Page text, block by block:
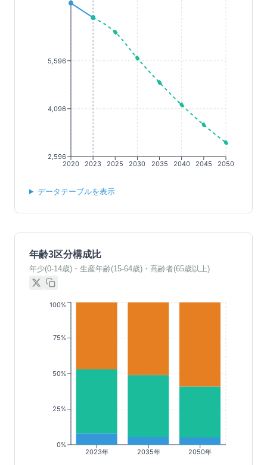
2020 2023 2025 2030 2035 2040 2045 2050
2,596
4,096
5,596
データテーブルを表示
年齢3区分構成比
年少(0-14歳)・生産年齢(15-64歳)・高齢者(65歳以上)
2023年 2035年 2050年
0%
25%
50%
75%
100%